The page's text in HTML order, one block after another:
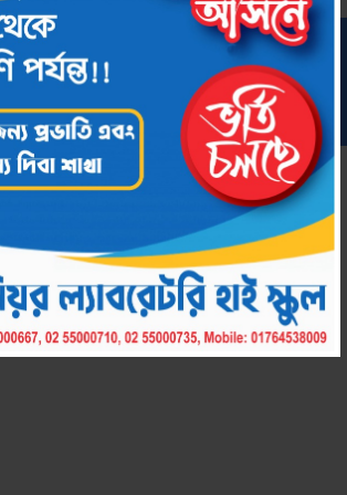
© ২০২২ জুনিয়র ল্যাবরেটরি হাই স্কুল
chool by Amar Uddog Limited